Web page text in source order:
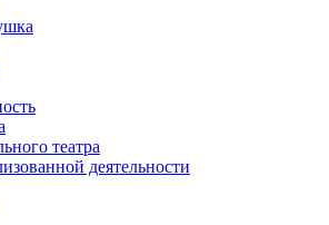
театра
деятельности